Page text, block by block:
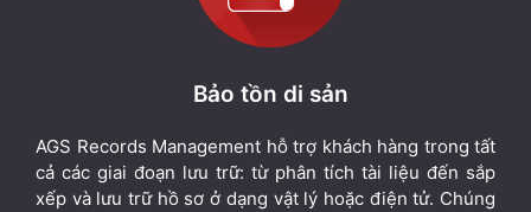
Bảo tồn di sản
AGS Records Management hỗ trợ khách hàng trong tất
cả các giai đoạn lưu trữ: từ phân tích tài liệu đến sắp
xếp và lưu trữ hồ sơ ở dạng vật lý hoặc điện tử. Chúng